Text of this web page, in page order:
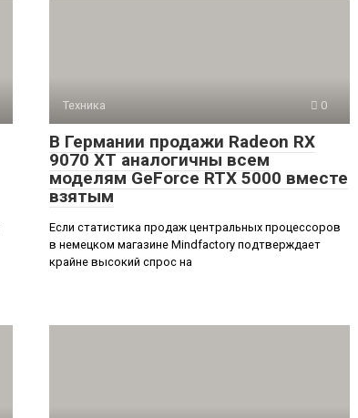
Техника 0
В Германии продажи Radeon RX
9070 XT аналогичны всем
моделям GeForce RTX 5000 вместе
взятым
Если статистика продаж центральных процессоров
в немецком магазине Mindfactory подтверждает
крайне высокий спрос на